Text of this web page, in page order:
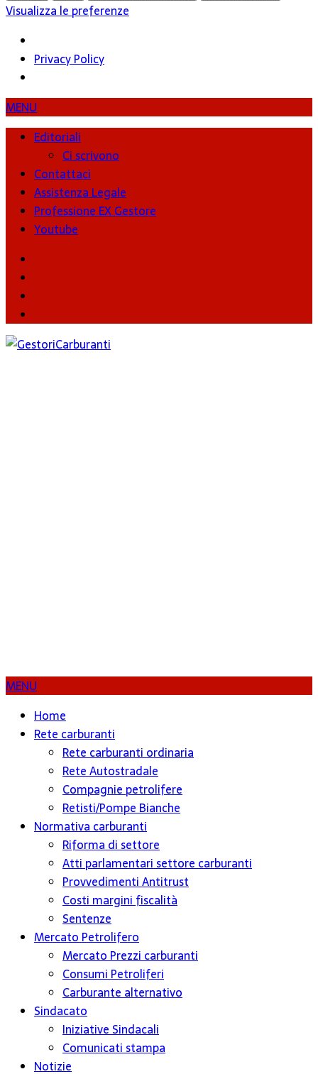
Visualizza le preferenze
Privacy Policy
MENU
Editoriali
Ci scrivono
Contattaci
Assistenza Legale
Professione EX Gestore
Youtube
MENU
Home
Rete carburanti
Rete carburanti ordinaria
Rete Autostradale
Compagnie petrolifere
Retisti/Pompe Bianche
Normativa carburanti
Riforma di settore
Atti parlamentari settore carburanti
Provvedimenti Antitrust
Costi margini fiscalità
Sentenze
Mercato Petrolifero
Mercato Prezzi carburanti
Consumi Petroliferi
Carburante alternativo
Sindacato
Iniziative Sindacali
Comunicati stampa
Notizie